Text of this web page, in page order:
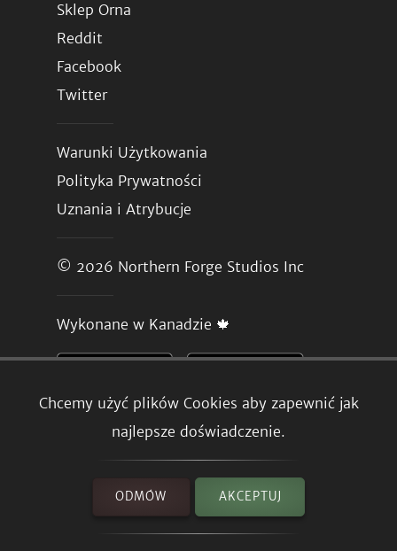
Chcemy użyć plików Cookies aby zapewnić jak
najlepsze doświadczenie.
ODMÓW AKCEPTUJ
Sklep Orna
Reddit
Facebook
Twitter
Warunki Użytkowania
Polityka Prywatności
Uznania i Atrybucje
© 2026 Northern Forge Studios Inc
Wykonane w Kanadzie 🍁